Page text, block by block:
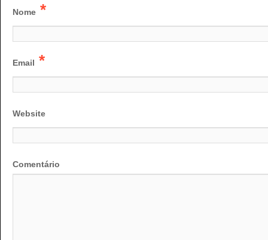
Nome *
Email *
Website
Comentário